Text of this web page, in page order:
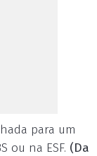
para um
ou na ESF. (Da